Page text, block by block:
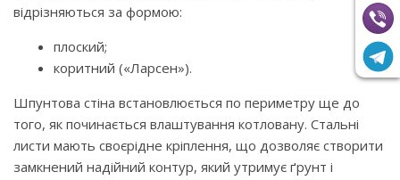
відрізняються за формою:
плоский;
коритний («Ларсен»).
Шпунтова стіна встановлюється по периметру ще до
того, як починається влаштування котловану. Стальні
листи мають своєрідне кріплення, що дозволяє створити
замкнений надійний контур, який утримує ґрунт і